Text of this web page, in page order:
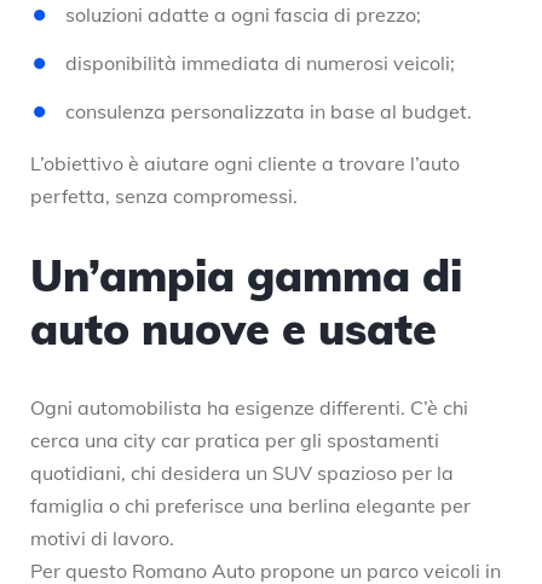
soluzioni adatte a ogni fascia di prezzo;
disponibilità immediata di numerosi veicoli;
consulenza personalizzata in base al budget.
L’obiettivo è aiutare ogni cliente a trovare l’auto
perfetta, senza compromessi.
Un’ampia gamma di
auto nuove e usate
Ogni automobilista ha esigenze differenti. C’è chi
cerca una city car pratica per gli spostamenti
quotidiani, chi desidera un SUV spazioso per la
famiglia o chi preferisce una berlina elegante per
motivi di lavoro.
Per questo Romano Auto propone un parco veicoli in